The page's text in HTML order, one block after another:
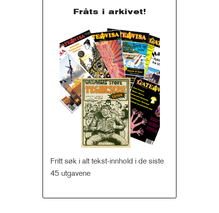
Fråts i arkivet!
Fritt søk i alt tekst-innhold i de siste
45 utgavene